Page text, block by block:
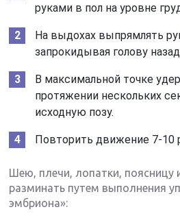
руками в пол на уровне
На выдохах выпрямлять
запрокидывая голову
В максимальной точке
протяжении нескольких
исходную позу.
Повторить движение 7-10
Шею, плечи, лопатки, поясницу
разминать путем выполнения
эмбриона»: